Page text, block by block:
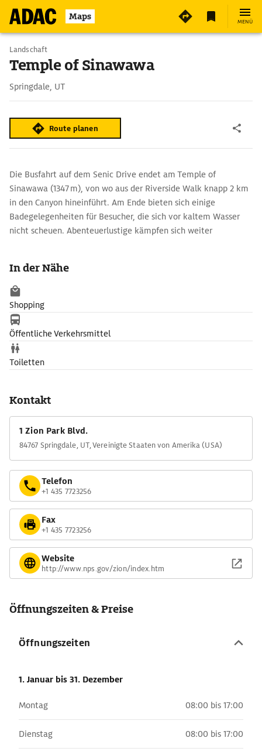
Maps MENÜ
Landschaft
Temple of Sinawawa
Springdale, UT
Route planen
Die Busfahrt auf dem Senic Drive endet am Temple of
Sinawawa (1347 m), von wo aus der Riverside Walk knapp 2 km
in den Canyon hineinführt. Am Ende bieten sich einige
Badegelegenheiten für Besucher, die sich vor kaltem Wasser
nicht scheuen. Abenteuerlustige kämpfen sich weiter
Felswänden auf 6 m verengt. Wegen der hohen
Luftfeuchtigkeit wachsen hier unzählige Farne. Diese Etappe
ist nur bei niedrigem Wasserstand möglich (aktuelle Infos gibt
es im Besucherzentrum). Einen Großteil der Strecke muss man
im kalten Fluss laufen.
In der Nähe
Shopping
Öffentliche Verkehrsmittel
Toiletten
Kontakt
1 Zion Park Blvd.
84767 Springdale, UT, Vereinigte Staaten von Amerika (USA)
Telefon
+1 435 7723256
Fax
+1 435 7723256
Website
http://www.nps.gov/zion/index.htm
Öffnungszeiten & Preise
Öffnungszeiten
1. Januar bis 31. Dezember
Montag 08:00 bis 17:00
Dienstag 08:00 bis 17:00